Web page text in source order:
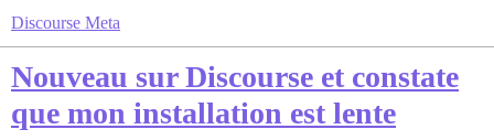
Discourse Meta
Nouveau sur Discourse et constate
que mon installation est lente